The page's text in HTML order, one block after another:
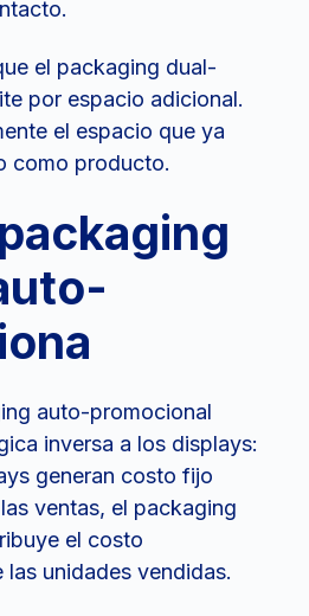
el packaging dual-
por espacio adicional.
el espacio que ya
como producto.
auto-promocional
inversa a los displays:
generan costo fijo
ventas, el packaging
el costo
unidades vendidas.